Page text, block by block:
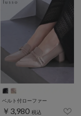
ベルト付ローファー
￥3,980 税込